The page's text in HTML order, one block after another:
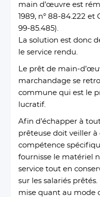
main d’œuvre est
1989, n° 88-84.222 et
99-85.485).
La solution est donc
le service rendu.
Le prêt de main-
marchandage se
commune qui est le
lucratif.
Afin d’échapper à
prêteuse doit veiller à
compétence
fournisse le matériel
service tout en
sur les salariés
mise quant au mode